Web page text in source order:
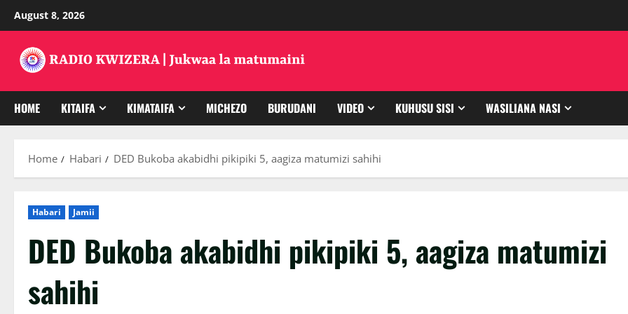
August 8, 2026
HOME KITAIFA KIMATAIFA MICHEZO BURUDANI VIDEO KUHUSU SISI WASILIANA NASI
Home Habari DED Bukoba akabidhi pikipiki 5, aagiza matumizi sahihi
Habari Jamii
DED Bukoba akabidhi pikipiki 5, aagiza matumizi
sahihi